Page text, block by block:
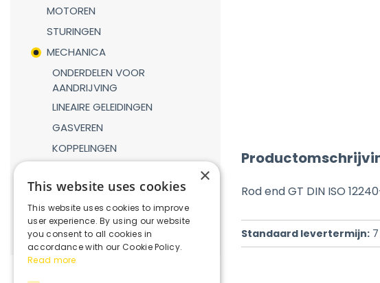
MOTOREN
STURINGEN
MECHANICA
ONDERDELEN VOOR
AANDRIJVING
LINEAIRE GELEIDINGEN
GASVEREN
KOPPELINGEN
VERBINDINGSDELEN
ROBOTICA
Rod end GT DIN ISO
Standaard levertermijn: 7
×
This website uses cookies
This website uses cookies to improve
user experience. By using our website
you consent to all cookies in
accordance with our Cookie Policy.
Read more